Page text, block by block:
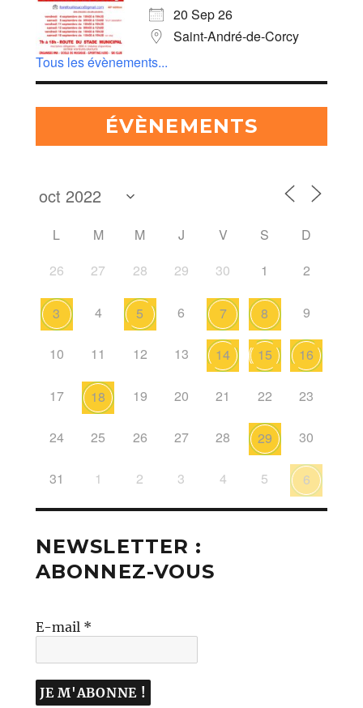
20 Sep 26
Saint-André-de-Corcy
Tous les évènements...
ÉVÈNEMENTS
L M M J V S
D
26
27 28 29 30 1 2
3 4 5 6 7 8 9
10 11 12 13 14 15 16
17 18 19 20 21 22 23
24 25 26 27 28 29 30
31 1 2 3 4 5 6
NEWSLETTER :
ABONNEZ-VOUS
E-mail *